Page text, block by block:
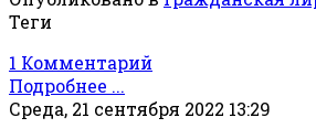
Теги
1 Комментарий
Подробнее ...
Среда, 21 сентября 2022 13:29